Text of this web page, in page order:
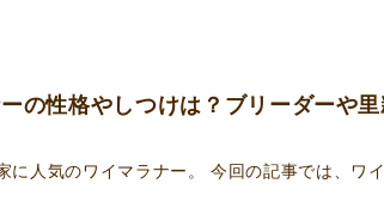
の性格やしつけは？ブリーダーや
に人気のワイマラナー。 今回の記事では、ワ